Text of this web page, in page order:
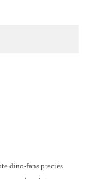
dino-fans precies